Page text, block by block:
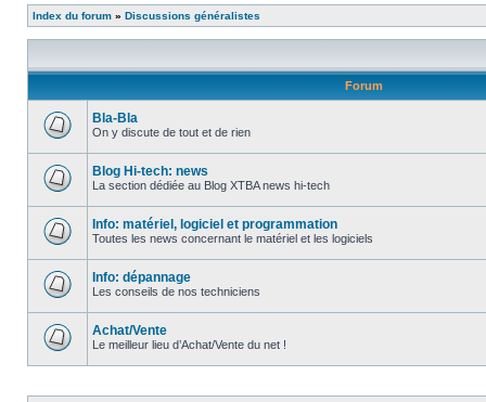
Index du forum » Discussions généralistes
Forum
message
non
Bla-Bla
On y discute de tout et de rien
message
non
Blog Hi-tech: news
La section dédiée au Blog XTBA news hi-tech
message
non
Info: matériel, logiciel et programmation
Toutes les news concernant le matériel et les logiciels
message
non
Info: dépannage
Les conseils de nos techniciens
message
Achat/Vente
Le meilleur lieu d’Achat/Vente du net !